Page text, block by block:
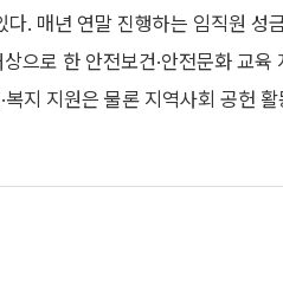
. 매년 연말 진행하는 임직원 성
으로 한 안전보건·안전문화 교육
지 지원은 물론 지역사회 공헌